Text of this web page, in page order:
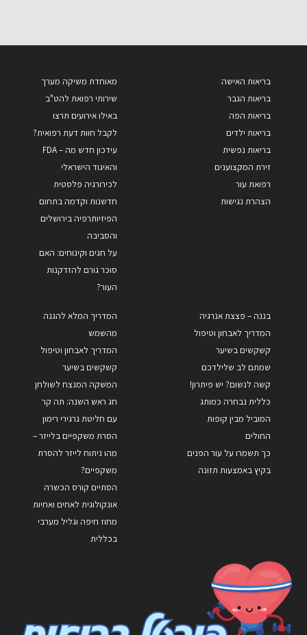
בריאות האישה
בריאות הגבר
בריאות הפה
בריאות ילדים
בריאות נפשית
זירת המקצוענים
רפואת עור
הצהרת נגישות
מאוחדת משיקה מערך
שירותי רפואת להט"ב
באילו אירועים תרצו
לקבל חוות דעת רפואית?
עידכון חדש מה – FDA
והאיגוד הישראלי
לכירורגיה פלסטית
חדשנות וקדמה בתחום
הפיזיותרפיה בירושלים
והסביבה
על חגים וקינוחים: האם
סוכר גורם להזדקנות
העור?
בננה – פצצת אנרגיה
המדריך לאבחון וטיפול
קשקשים בשיער
שמתם לב שלילדכם
קשה לנשום? יש פיתרון!
כללית נבחרה כמותג
המוביל מבין קופות
החולים
כך תשמרו על עור הפנים
בקיץ באמצעות תזונה
המדריך המלא להגנה
מהשמש
המדריך לאבחון וטיפול
קשקשים בשיער
המשקה המנצח לשולחן
חג ראש השנה: תה קר
עם חליטת גרגירי רימון
הסרת משקפיים בלייזר –
מהו ניתוח לייזר להסרת
משקפיים?
הסתיים קורס הכשרה
אונקולוגית לאחים ואחיות
מחוז חיפה וגליל מערבי
בכללית